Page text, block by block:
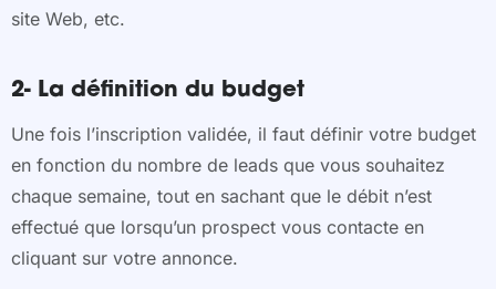
site Web, etc.
2- La définition du budget
Une fois l’inscription validée, il faut définir votre budget
en fonction du nombre de leads que vous souhaitez
chaque semaine, tout en sachant que le débit n’est
effectué que lorsqu’un prospect vous contacte en
cliquant sur votre annonce.